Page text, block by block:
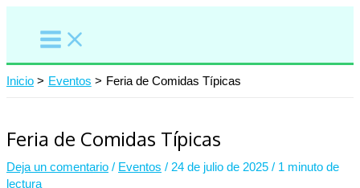
contenido
Inicio Eventos Feria de Comidas Típicas
Feria de Comidas Típicas
Deja un comentario / Eventos / 24 de julio de 2025 / 1 minuto de
lectura